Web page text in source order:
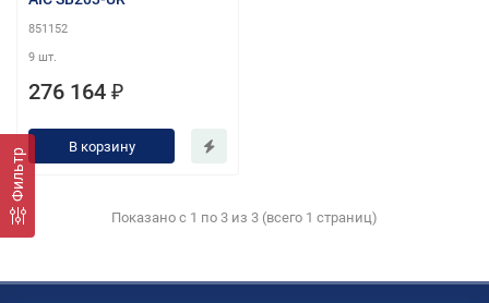
Фильтр
851152
9 шт.
276 164 ₽
В корзину
Показано с 1 по 3 из 3 (всего 1 страниц)